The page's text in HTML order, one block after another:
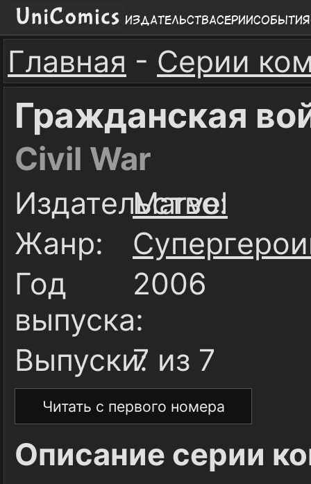
ИздательстваСерииСобытия
Главная - Серии
Гражданская
Civil War
Издательство:
Marvel
Жанр:
Год
выпуска:
2006
Выпуски:7 из 7
Читать с первого номера
Описание серии